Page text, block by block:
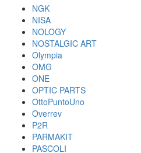
NGK
NISA
NOLOGY
NOSTALGIC ART
Olympia
OMG
ONE
OPTIC PARTS
OttoPuntoUno
Overrev
P2R
PARMAKIT
PASCOLI